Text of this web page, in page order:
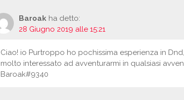
Baroak ha detto:
28 Giugno 2019 alle 15:21
Ciao! io Purtroppo ho pochissima esperienza in
molto interessato ad avventurarmi in qualsiasi
Baroak#9340